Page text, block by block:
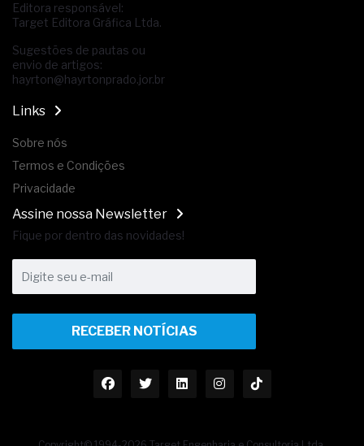
Editora responsável:
Target Editora Gráfica Ltda.
Sugestões de pautas ou
envio de artigos:
hayrton@hayrtonprado.jor.br
Links
Sobre nós
Termos e Condições
Privacidade
Assine nossa Newsletter
Fique por dentro das novidades!
RECEBER NOTÍCIAS